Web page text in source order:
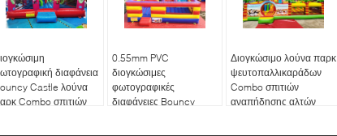
διαφάνεια
Castle λούνα
Combo σπιτιών
0.55mm PVC
διογκώσιμες
φωτογραφικές
διαφάνειες Bouncy
Διογκώσιμο λούνα παρκ
ψευτοπαλλικαράδων
Combo σπιτιών
αναπήδησης αλτών